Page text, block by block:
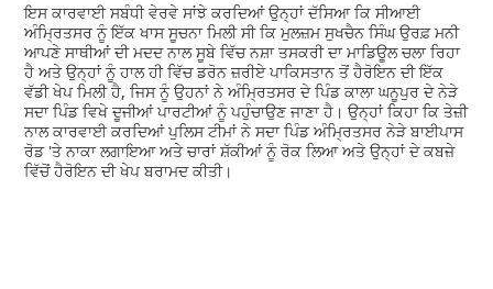
ਇਸ ਕਾਰਵਾਈ ਸਬੰਧੀ ਵੇਰਵੇ ਸਾਂਝੇ ਕਰਦਿਆਂ ਉਨ੍ਹਾਂ ਦੱਸਿਆ ਕਿ ਸੀਆਈ
ਅੰਮ੍ਰਿਤਸਰ ਨੂੰ ਇੱਕ ਖਾਸ ਸੂਚਨਾ ਮਿਲੀ ਸੀ ਕਿ ਮੁਲਜ਼ਮ ਸੁਖਚੈਨ ਸਿੰਘ ਉਰਫ਼ ਮਨੀ
ਆਪਣੇ ਸਾਥੀਆਂ ਦੀ ਮਦਦ ਨਾਲ ਸੂਬੇ ਵਿੱਚ ਨਸ਼ਾ ਤਸਕਰੀ ਦਾ ਮਾਡਿਊਲ ਚਲਾ ਰਿਹਾ
ਹੈ ਅਤੇ ਉਨ੍ਹਾਂ ਨੂੰ ਹਾਲ ਹੀ ਵਿੱਚ ਡਰੋਨ ਜ਼ਰੀਏ ਪਾਕਿਸਤਾਨ ਤੋਂ ਹੈਰੋਇਨ ਦੀ ਇੱਕ
ਵੱਡੀ ਖੇਪ ਮਿਲੀ ਹੈ, ਜਿਸ ਨੂੰ ਉਹਨਾਂ ਨੇ ਅੰਮ੍ਰਿਤਸਰ ਦੇ ਪਿੰਡ ਕਾਲਾ ਘਨੂਪੁਰ ਦੇ ਨੇੜੇ
ਸਦਾ ਪਿੰਡ ਵਿਖੇ ਦੂਜੀਆਂ ਪਾਰਟੀਆਂ ਨੂੰ ਪਹੁੰਚਾਉਣ ਜਾਣਾ ਹੈ। ਉਨ੍ਹਾਂ ਕਿਹਾ ਕਿ ਤੇਜ਼ੀ
ਨਾਲ ਕਾਰਵਾਈ ਕਰਦਿਆਂ ਪੁਲਿਸ ਟੀਮਾਂ ਨੇ ਸਦਾ ਪਿੰਡ ਅੰਮ੍ਰਿਤਸਰ ਨੇੜੇ ਬਾਈਪਾਸ
ਰੋਡ 'ਤੇ ਨਾਕਾ ਲਗਾਇਆ ਅਤੇ ਚਾਰਾਂ ਸ਼ੱਕੀਆਂ ਨੂੰ ਰੋਕ ਲਿਆ ਅਤੇ ਉਨ੍ਹਾਂ ਦੇ ਕਬਜ਼ੇ
ਵਿੱਚੋਂ ਹੈਰੋਇਨ ਦੀ ਖੇਪ ਬਰਾਮਦ ਕੀਤੀ।